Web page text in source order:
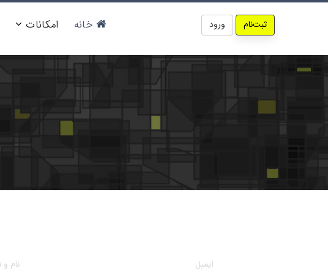
ثبت‌نام ورود خانه امکانات